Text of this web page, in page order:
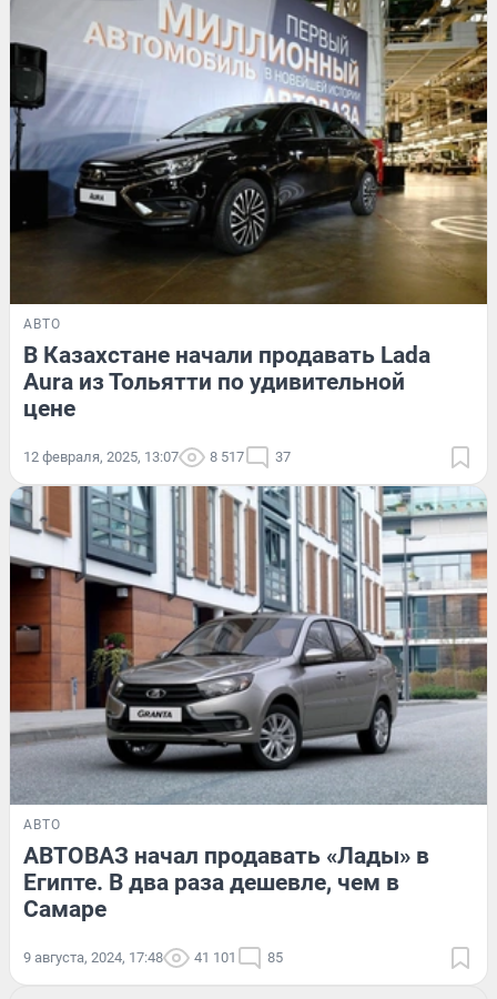
АВТО
В Казахстане начали продавать Lada
Aura из Тольятти по удивительной
цене
12 февраля, 2025, 13:07 8 517 37
АВТО
АВТОВАЗ начал продавать «Лады» в
Египте. В два раза дешевле, чем в
Самаре
9 августа, 2024, 17:48 41 101 85